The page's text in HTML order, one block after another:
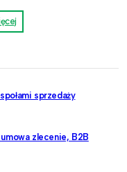
sprzedaży
zlecenie, B2B